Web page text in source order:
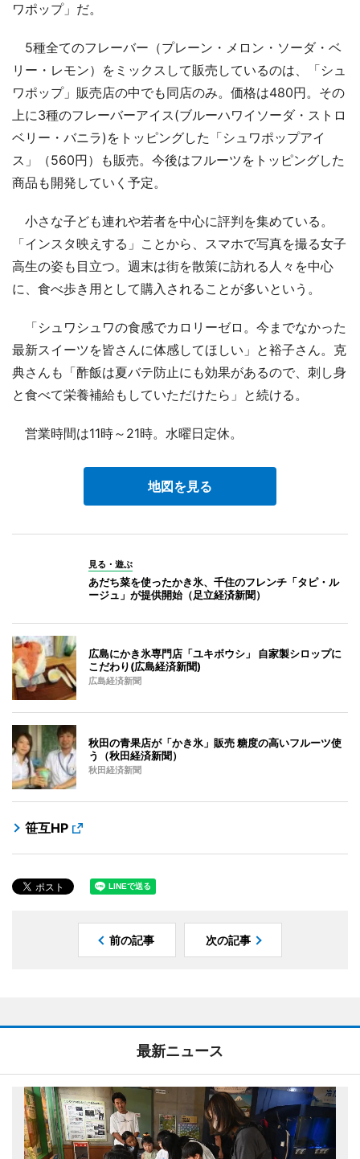
ワポップ」だ。
5種全てのフレーバー（プレーン・メロン・ソーダ・ベ
リー・レモン）をミックスして販売しているのは、「シュ
ワポップ」販売店の中でも同店のみ。価格は480円。その
上に3種のフレーバーアイス(ブルーハワイソーダ・ストロ
ベリー・バニラ)をトッピングした「シュワポップアイ
ス」（560円）も販売。今後はフルーツをトッピングした
商品も開発していく予定。
小さな子ども連れや若者を中心に評判を集めている。
「インスタ映えする」ことから、スマホで写真を撮る女子
高生の姿も目立つ。週末は街を散策に訪れる人々を中心
に、食べ歩き用として購入されることが多いという。
「シュワシュワの食感でカロリーゼロ。今までなかった
最新スイーツを皆さんに体感してほしい」と裕子さん。克
典さんも「酢飯は夏バテ防止にも効果があるので、刺し身
と食べて栄養補給もしていただけたら」と続ける。
営業時間は11時～21時。水曜日定休。
地図を見る
見る・遊ぶ
あだち菜を使ったかき氷、千住のフレンチ「タピ・ル
ージュ」が提供開始（足立経済新聞）
広島にかき氷専門店「ユキボウシ」 自家製シロップに
こだわり(広島経済新聞)
広島経済新聞
秋田の青果店が「かき氷」販売 糖度の高いフルーツ使
う（秋田経済新聞）
秋田経済新聞
笹互HP
前の記事 次の記事
最新ニュース